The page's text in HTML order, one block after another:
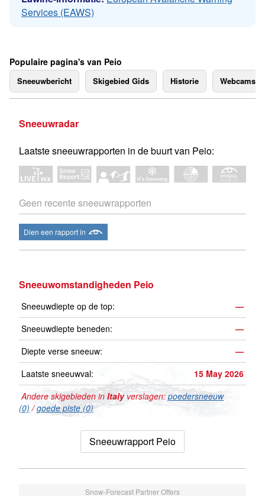
Services (EAWS)
Populaire pagina's van Peio
Sneeuwbericht Skigebied Gids Historie Webcams
Sneeuwradar
Laatste sneeuwrapporten in de buurt van Peio:
Geen recente sneeuwrapporten
Dien een rapport in
Sneeuwomstandigheden Peio
Sneeuwdiepte op de top:
—
Sneeuwdiepte beneden:
—
Diepte verse sneeuw:
—
Laatste sneeuwval:
15 May 2026
Andere skigebieden in Italyverslagen: poedersneeuw
(0) /goede piste (0)
Sneeuwrapport Peio
Snow-Forecast Partner Offers